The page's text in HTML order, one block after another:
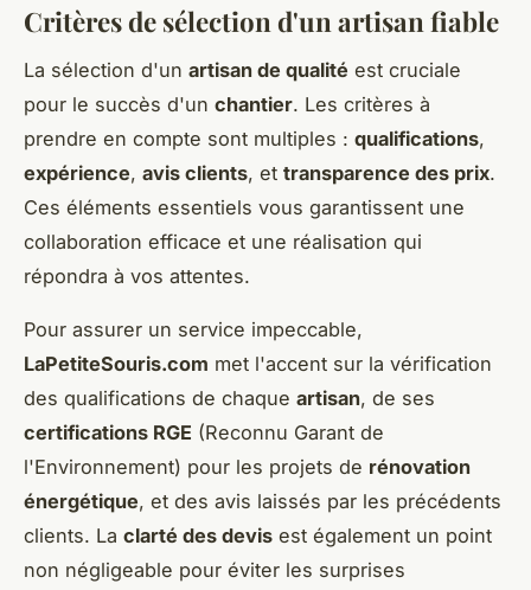
Critères de sélection d'un artisan fiable
La sélection d'un artisan de qualité est cruciale
pour le succès d'un chantier. Les critères à
prendre en compte sont multiples : qualifications,
expérience, avis clients, et transparence des prix.
Ces éléments essentiels vous garantissent une
collaboration efficace et une réalisation qui
répondra à vos attentes.
Pour assurer un service impeccable,
LaPetiteSouris.com met l'accent sur la vérification
des qualifications de chaque artisan, de ses
certifications RGE (Reconnu Garant de
l'Environnement) pour les projets de rénovation
énergétique, et des avis laissés par les précédents
clients. La clarté des devis est également un point
non négligeable pour éviter les surprises